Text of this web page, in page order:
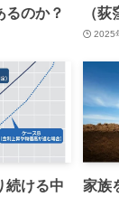
るのか？
（荻
2025
続ける中
家族